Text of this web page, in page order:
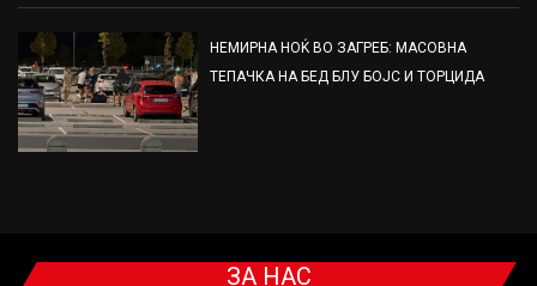
НЕМИРНА НОЌ ВО ЗАГРЕБ: МАСОВНА
ТЕПАЧКА НА БЕД БЛУ БОЈС И ТОРЦИДА
ЗА НАС